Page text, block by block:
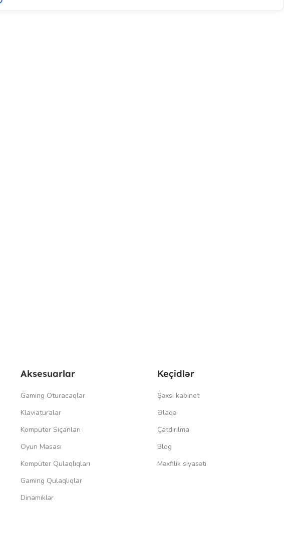
Aksesuarlar
Gaming Oturacaqlar
Klaviaturalar
Kompüter Siçanları
Oyun Masası
Kompüter Qulaqlıqları
Gaming Qulaqlıqlar
Dinamiklər
Keçidlər
Şəxsi kabinet
Əlaqə
Çatdırılma
Blog
Məxfilik siyasəti